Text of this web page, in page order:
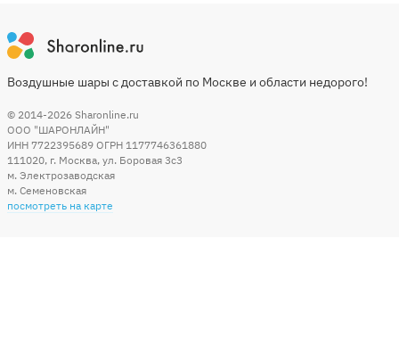
Воздушные шары с доставкой по Москве и области недорого!
© 2014-2026 Sharonline.ru
ООО "ШАРОНЛАЙН"
ИНН 7722395689 ОГРН 1177746361880
111020, г. Москва, ул. Боровая 3c3
м. Электрозаводская
м. Семеновская
посмотреть на карте